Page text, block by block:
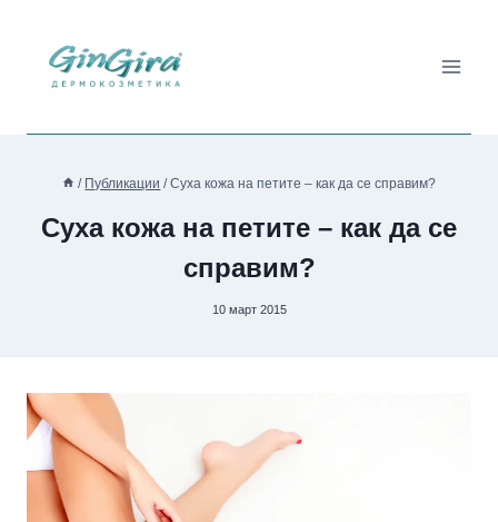
/ Публикации / Суха кожа на петите – как да се справим?
Суха кожа на петите – как да се
справим?
10 март 2015